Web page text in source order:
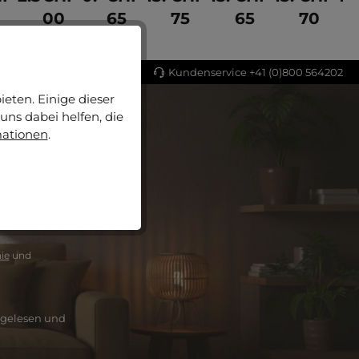
00Jetzt konfigurieren
65Details
75Details
65Details
70Details
Kundenservice +41 (0)800 564202
einer der
und
gelesen und
Einige dieser
dabei helfen, die
.